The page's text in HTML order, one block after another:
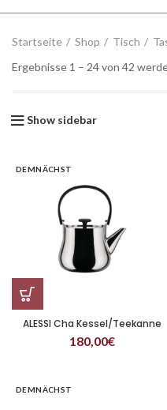
Startseite Shop Tisch
Ergebnisse 1 – 24 von 42
Show sidebar
DEMNÄCHST
ALESSI Cha Kessel/Teekanne
180,00€
DEMNÄCHST